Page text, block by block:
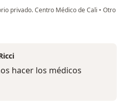
privado. Centro Médico de Cali • Otro
Becerra
hacer los médicos